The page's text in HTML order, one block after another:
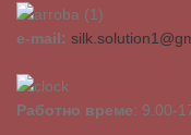
e-mail:
Работно време: 9.00-